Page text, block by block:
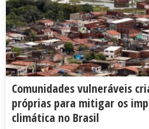
Comunidades vulneráveis
próprias para mitigar os
climática no Brasil